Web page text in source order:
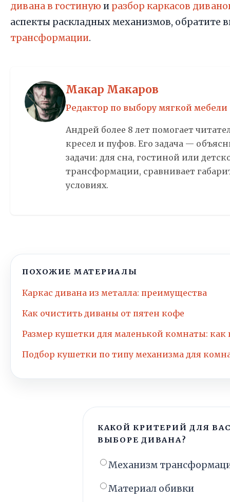
дивана в гостиную и разбор каркасов
аспекты раскладных механизмов, обратите
трансформации.
Макар Макаров
Редактор по выбору мягкой мебели
Андрей более 8 лет помогает
кресел и пуфов. Его задача —
задачи: для сна, гостиной или
трансформации, сравнивает
условиях.
ПОХОЖИЕ МАТЕРИАЛЫ
Каркас дивана из металла: преимущества
Как очистить диваны от пятен кофе
Размер кушетки для маленькой комнаты:
Подбор кушетки по типу механизма для
КАКОЙ КРИТЕРИЙ ДЛЯ
ВЫБОРЕ ДИВАНА?
Механизм
Материал обивки